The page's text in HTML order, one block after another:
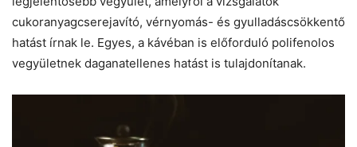
cukoranyagcserejavító, vérnyomás- és gyulladáscsökkentő
hatást írnak le. Egyes, a kávéban is előforduló polifenolos
vegyületnek daganatellenes hatást is tulajdonítanak.